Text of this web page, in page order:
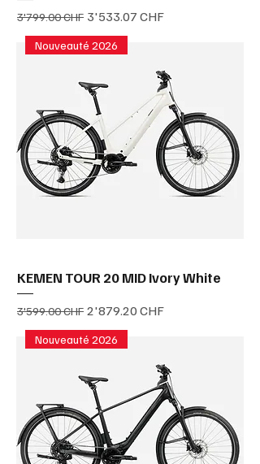
Prix original
3'799.00 CHF Prix promotionnel
3'533.07 CHF
Nouveauté 2026
KEMEN TOUR 20 MID Ivory White
Prix original
3'599.00 CHF Prix promotionnel
2'879.20 CHF
Nouveauté 2026